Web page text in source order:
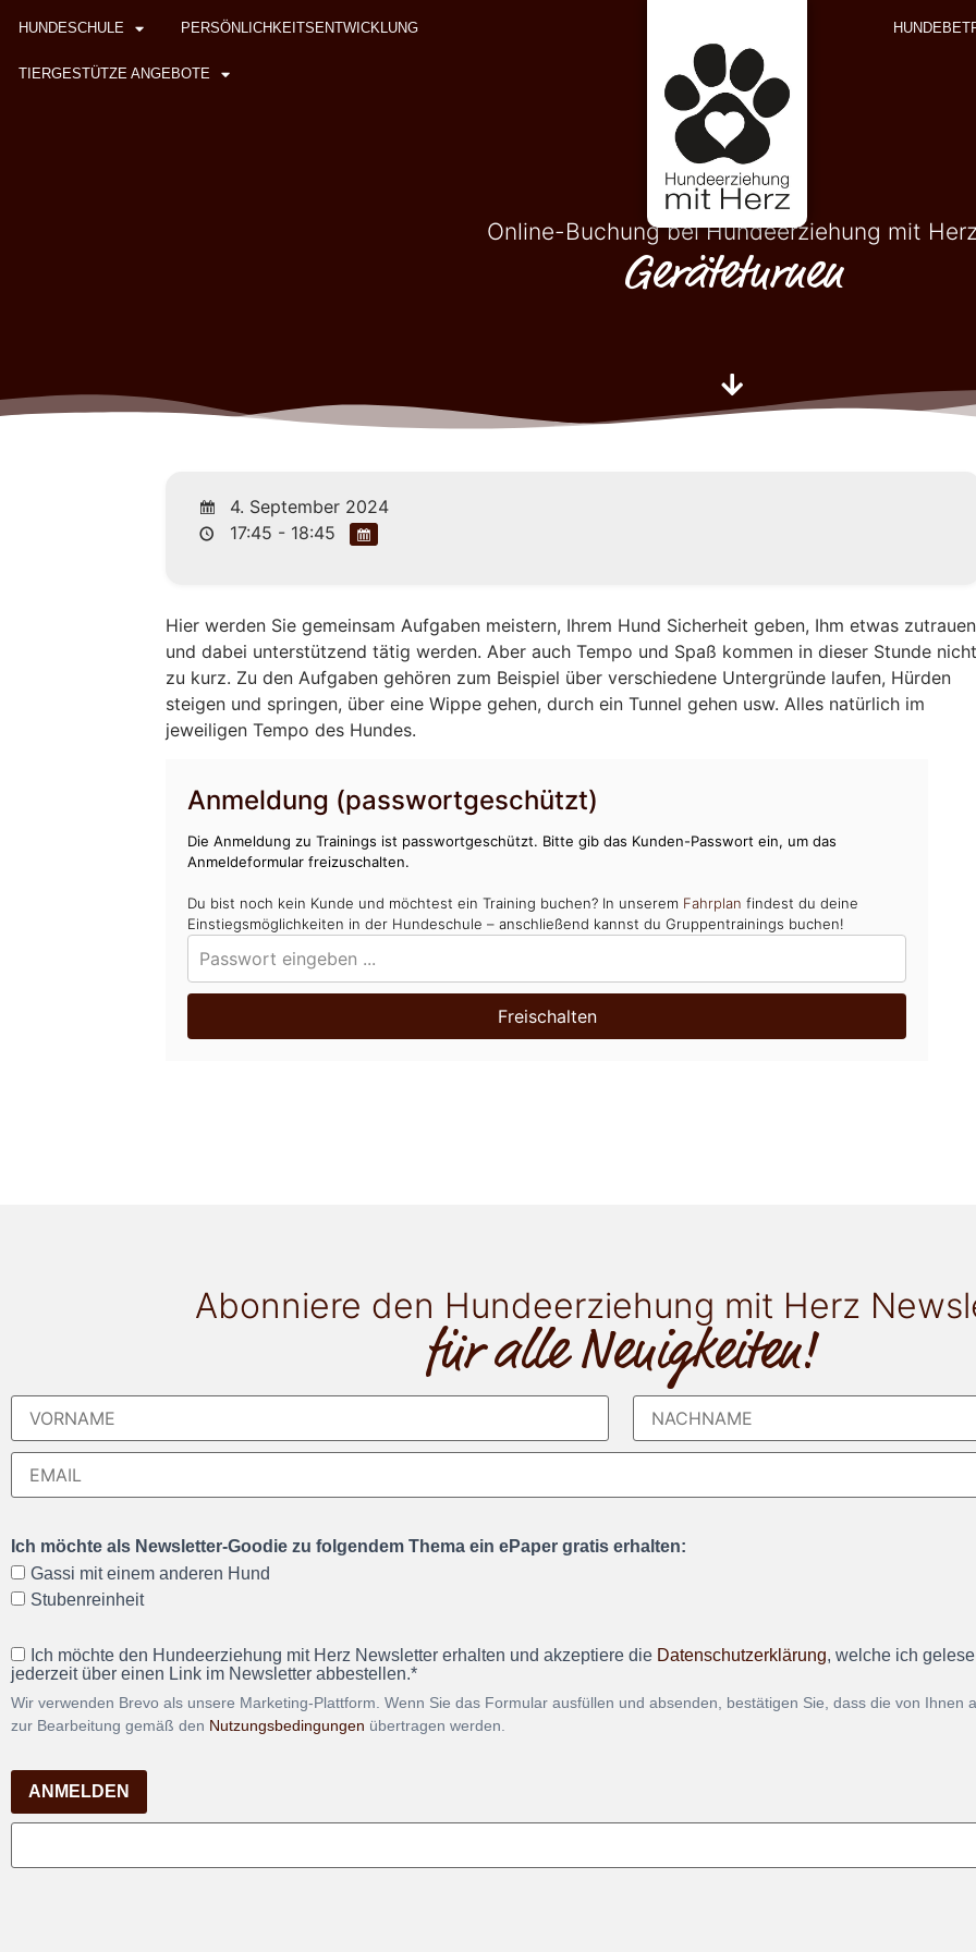
HUNDESCHULE PERSÖNLICHKEITSENTWICKLUNG
TIERGESTÜTZE ANGEBOTE
Online-Buchung bei Hundeerziehung mit
Geräteturnen
4. September 2024
17:45 - 18:45
Hier werden Sie gemeinsam Aufgaben meistern, Ihrem Hund Sicherheit geben, Ihm etwas zutrauen
und dabei unterstützend tätig werden. Aber auch Tempo und Spaß kommen in dieser Stunde
zu kurz. Zu den Aufgaben gehören zum Beispiel über verschiedene Untergründe laufen, Hürden
steigen und springen, über eine Wippe gehen, durch ein Tunnel gehen usw. Alles natürlich im
jeweiligen Tempo des Hundes.
Anmeldung (passwortgeschützt)
Die Anmeldung zu Trainings ist passwortgeschützt. Bitte gib das Kunden-Passwort ein, um das
Anmeldeformular freizuschalten.
Du bist noch kein Kunde und möchtest ein Training buchen? In unserem Fahrplan findest du deine
Einstiegsmöglichkeiten in der Hundeschule – anschließend kannst du Gruppentrainings buchen!
Freischalten
Abonniere den Hundeerziehung mit Herz
für alle Neuigkeiten!
Ich möchte als Newsletter-Goodie zu folgendem Thema ein ePaper gratis erhalten:
Gassi mit einem anderen Hund
Stubenreinheit
Ich möchte den Hundeerziehung mit Herz Newsletter erhalten und akzeptiere die Datenschutzerklärung, welche ich
jederzeit über einen Link im Newsletter abbestellen.*
Wir verwenden Brevo als unsere Marketing-Plattform. Wenn Sie das Formular ausfüllen und absenden, bestätigen Sie, dass die von Ihnen
zur Bearbeitung gemäß den Nutzungsbedingungen übertragen werden.
ANMELDEN